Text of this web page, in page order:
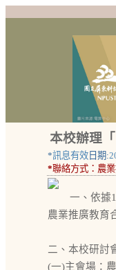
本校辦理
*訊息有效日期:
*聯絡方式： 農
一、依據
農業推廣教育
二、本校研討
(一)主會場：